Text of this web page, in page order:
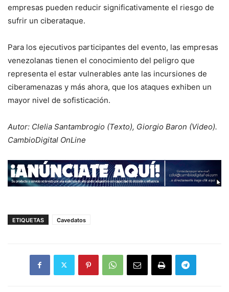
empresas pueden reducir significativamente el riesgo de
sufrir un ciberataque.
Para los ejecutivos participantes del evento, las empresas
venezolanas tienen el conocimiento del peligro que
representa el estar vulnerables ante las incursiones de
ciberamenazas y más ahora, que los ataques exhiben un
mayor nivel de sofisticación.
Autor: Clelia Santambrogio (Texto), Giorgio Baron (Video).
CambioDigital OnLine
ETIQUETAS Cavedatos